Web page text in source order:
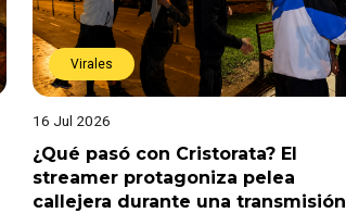
Virales
16 Jul 2026
¿Qué pasó con Cristorata? El
streamer protagoniza pelea
callejera durante una transmisión